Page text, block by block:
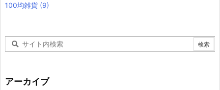
100均雑貨 (9)
アーカイブ